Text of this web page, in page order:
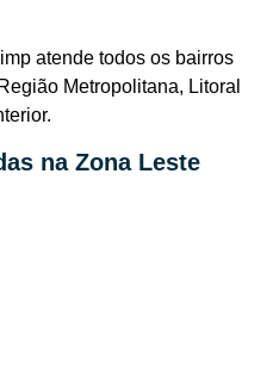
atende todos os bairros
Metropolitana, Litoral
na Zona Leste